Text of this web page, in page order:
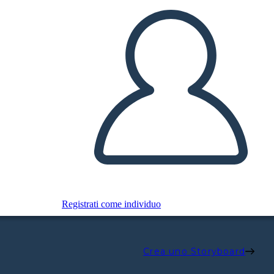
Registrati come individuo
Crea uno Storyboard